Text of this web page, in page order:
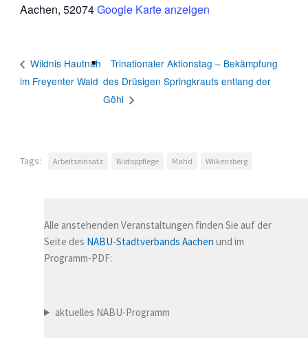
Aachen, 52074Google Karte anzeigen
Wildnis Hautnah
im Freyenter Wald
Trinationaler Aktionstag – Bekämpfung
des Drüsigen Springkrauts entlang der
Göhl
Tags: Arbeitseinsatz Biotoppflege Mahd Wilkensberg
Alle anstehenden Veranstaltungen finden Sie auf der
Seite des NABU-Stadtverbands Aachen und im
Programm-PDF:
aktuelles NABU-Programm